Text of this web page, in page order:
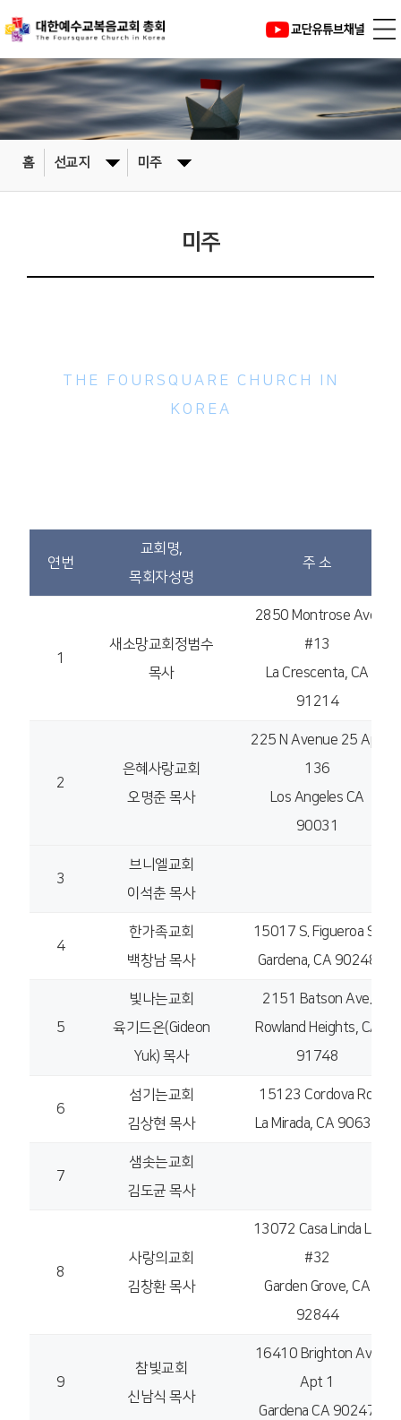
홈 선교지 미주
미주
THE FOURSQUARE CHURCH IN
KOREA
연번
교회명,
목회자성명
주 소
1
새소망교회정범수
목사
2850 Montrose Ave.
#13
La Crescenta, CA
91214
2
은혜사랑교회
오명준 목사
225 N Avenue 25 Apt
136
Los Angeles CA
90031
3
브니엘교회
이석춘 목사
4
한가족교회
백창남 목사
15017 S. Figueroa St
Gardena, CA 90248
5
빛나는교회
육기드온(Gideon
Yuk) 목사
2151 Batson Ave.
Rowland Heights, CA
91748
6
섬기는교회
김상현 목사
15123 Cordova Rd.
La Mirada, CA 90638
7
샘솟는교회
김도균 목사
8
사랑의교회
김창환 목사
13072 Casa Linda Ln.
#32
Garden Grove, CA
92844
9
참빛교회
신남식 목사
16410 Brighton Ave
Apt 1
Gardena CA 90247